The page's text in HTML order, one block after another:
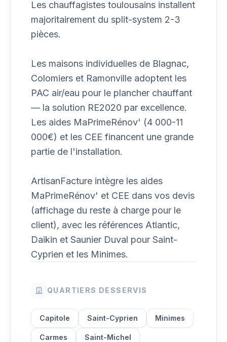
Les chauffagistes toulousains installent
majoritairement du split-system 2-3
pièces.
Les maisons individuelles de Blagnac,
Colomiers et Ramonville adoptent les
PAC air/eau pour le plancher chauffant
— la solution RE2020 par excellence.
Les aides MaPrimeRénov' (4 000-11
000€) et les CEE financent une grande
partie de l'installation.
ArtisanFacture intègre les aides
MaPrimeRénov' et CEE dans vos devis
(affichage du reste à charge pour le
client), avec les références Atlantic,
Daikin et Saunier Duval pour Saint-
Cyprien et les Minimes.
QUARTIERS DESSERVIS
Capitole Saint-Cyprien Minimes
Carmes Saint-Michel